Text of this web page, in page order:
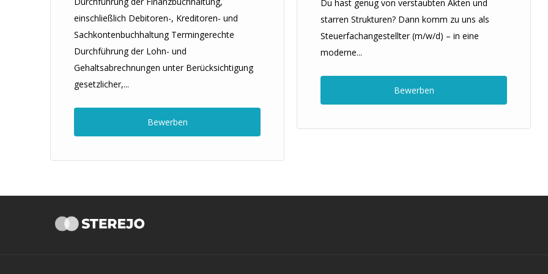
einschließlich Debitoren-, Kreditoren- und
Sachkontenbuchhaltung Termingerechte
Durchführung der Lohn- und
Gehaltsabrechnungen unter Berücksichtigung
gesetzlicher,...
Bewerben
Du hast genug von verstaubten Akten und
starren Strukturen? Dann komm zu uns als
Steuerfachangestellter (m/w/d) – in eine
moderne...
Bewerben